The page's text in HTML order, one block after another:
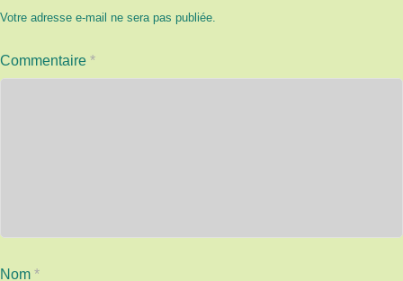
Votre adresse e-mail ne sera pas publiée.
Commentaire *
Nom *